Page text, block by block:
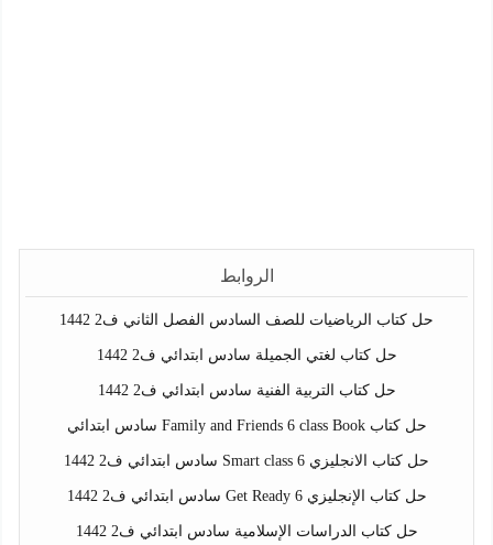
الروابط
حل كتاب الرياضيات للصف السادس الفصل الثاني ف2 1442
حل كتاب لغتي الجميلة سادس ابتدائي ف2 1442
حل كتاب التربية الفنية سادس ابتدائي ف2 1442
حل كتاب Family and Friends 6 class Book سادس ابتدائي
حل كتاب الانجليزي Smart class 6 سادس ابتدائي ف2 1442
حل كتاب الإنجليزي Get Ready 6 سادس ابتدائي ف2 1442
حل كتاب الدراسات الإسلامية سادس ابتدائي ف2 1442